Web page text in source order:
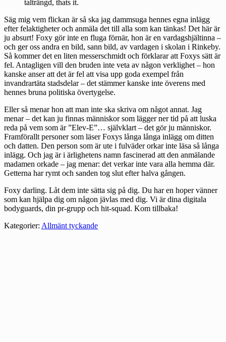
talträngd, thats it.
Säg mig vem flickan är så ska jag dammsuga hennes egna inlägg
efter felaktigheter och anmäla det till alla som kan tänkas! Det här är
ju absurt! Foxy gör inte en fluga förnär, hon är en vardagshjältinna –
och ger oss andra en bild, sann bild, av vardagen i skolan i Rinkeby.
Så kommer det en liten messerschmidt och förklarar att Foxys sätt är
fel. Antagligen vill den bruden inte veta av någon verklighet – hon
kanske anser att det är fel att visa upp goda exempel från
invandrartäta stadsdelar – det stämmer kanske inte överens med
hennes bruna politiska övertygelse.
Eller så menar hon att man inte ska skriva om något annat. Jag
menar – det kan ju finnas människor som lägger ner tid på att luska
reda på vem som är ”Elev-E”… självklart – det gör ju människor.
Framförallt personer som läser Foxys långa långa inlägg om ditten
och datten. Den person som är ute i fulväder orkar inte läsa så långa
inlägg. Och jag är i ärlighetens namn fascinerad att den anmälande
madamen orkade – jag menar: det verkar inte vara alla hemma där.
Getterna har rymt och sanden tog slut efter halva gången.
Foxy darling. Låt dem inte sätta sig på dig. Du har en hoper vänner
som kan hjälpa dig om någon jävlas med dig. Vi är dina digitala
bodyguards, din pr-grupp och hit-squad. Kom tillbaka!
Kategorier: Allmänt tyckande